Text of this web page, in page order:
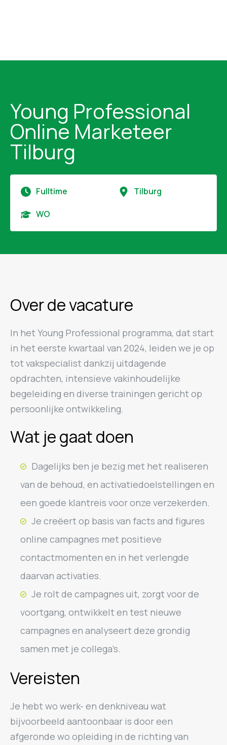
Young Professional
Online Marketeer
Tilburg
Fulltime Tilburg
WO
Over de vacature
In het Young Professional programma, dat start
in het eerste kwartaal van 2024, leiden we je op
tot vakspecialist dankzij uitdagende
opdrachten, intensieve vakinhoudelijke
begeleiding en diverse trainingen gericht op
persoonlijke ontwikkeling.
Wat je gaat doen
Dagelijks ben je bezig met het realiseren
van de behoud, en activatiedoelstellingen en
een goede klantreis voor onze verzekerden.
Je creëert op basis van facts and figures
online campagnes met positieve
contactmomenten en in het verlengde
daarvan activaties.
Je rolt de campagnes uit, zorgt voor de
voortgang, ontwikkelt en test nieuwe
campagnes en analyseert deze grondig
samen met je collega’s.
Vereisten
Je hebt wo werk- en denkniveau wat
bijvoorbeeld aantoonbaar is door een
afgeronde wo opleiding in de richting van